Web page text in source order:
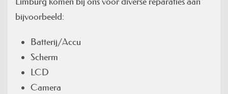
bijvoorbeeld:
Batterij/Accu
Scherm
LCD
Camera